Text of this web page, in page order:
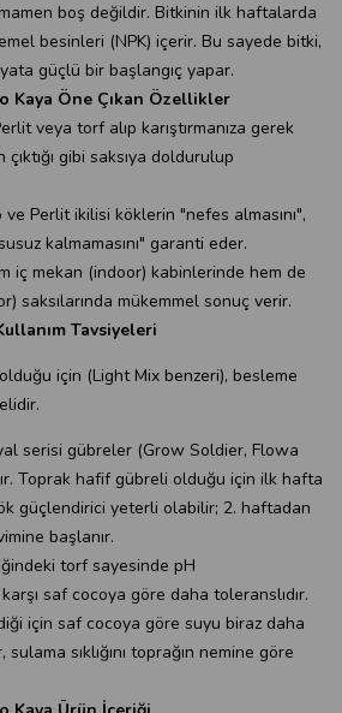
boş değildir. Bitkinin ilk haftalarda
besinleri (NPK) içerir. Bu sayede bitki,
güçlü bir başlangıç yapar.
Kaya Öne Çıkan Özellikler
veya torf alıp karıştırmanıza gerek
gibi saksıya doldurulup
ve Perlit ikilisi köklerin "nefes almasını",
kalmamasını" garanti eder.
iç mekan (indoor) kabinlerinde hem de
saksılarında mükemmel sonuç verir.
Tavsiyeleri
için (Light Mix benzeri), besleme
serisi gübreler (Grow Soldier, Flowa
Toprak hafif gübreli olduğu için ilk hafta
güçlendirici yeterli olabilir; 2. haftadan
başlanır.
torf sayesinde pH
saf cocoya göre daha toleranslıdır.
için saf cocoya göre suyu biraz daha
sıklığını toprağın nemine göre